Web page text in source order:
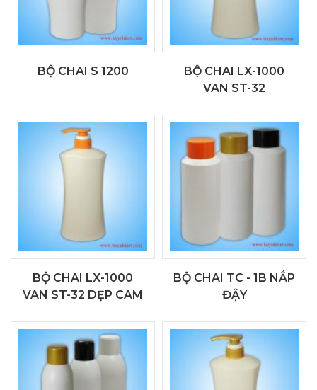
BỘ CHAI S 1200
BỘ CHAI LX-1000
VAN ST-32
BỘ CHAI LX-1000
VAN ST-32 DẸP CAM
BỘ CHAI TC - 1B NẮP
ĐẬY